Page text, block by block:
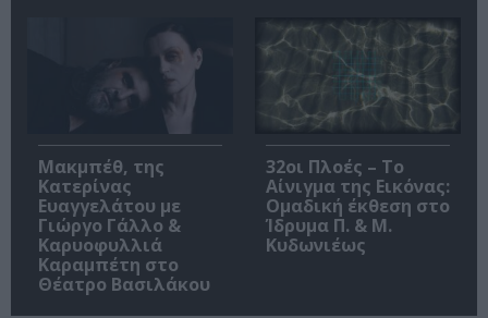
Μακμπέθ, της
Κατερίνας
Ευαγγελάτου με
Γιώργο Γάλλο &
Καρυοφυλλιά
Καραμπέτη στο
Θέατρο Βασιλάκου
32οι Πλοές – Το
Αίνιγμα της Εικόνας:
Ομαδική έκθεση στο
Ίδρυμα Π. & Μ.
Κυδωνιέως